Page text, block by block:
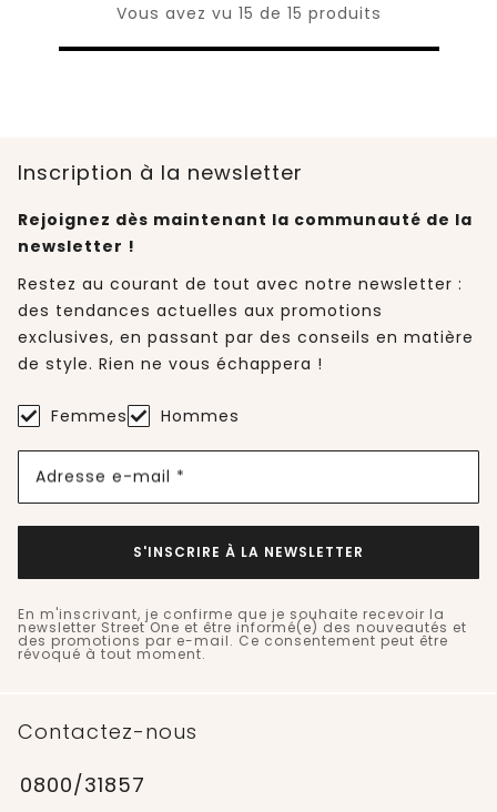
Vous avez vu 15 de 15 produits
Inscription à la newsletter
Rejoignez dès maintenant la communauté de la
newsletter !
Restez au courant de tout avec notre newsletter :
des tendances actuelles aux promotions
exclusives, en passant par des conseils en matière
de style. Rien ne vous échappera !
Femmes Hommes
Adresse e-mail *
S'INSCRIRE À LA NEWSLETTER
En m'inscrivant, je confirme que je souhaite recevoir la
newsletter Street One et être informé(e) des nouveautés et
des promotions par e-mail. Ce consentement peut être
révoqué à tout moment.
Contactez-nous
0800/31857